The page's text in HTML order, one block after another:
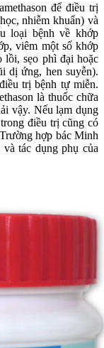
để điều trị
nhiễm khuẩn) và
loại bệnh về khớp
viêm một số khớp
lồi, sẹo phì đại hoặc
dị ứng, hen suyễn).
trị bệnh tự miễn.
là thuốc chữa
vậy. Nếu lạm dụng
điều trị cũng có
hợp bác Minh
tác dụng phụ của